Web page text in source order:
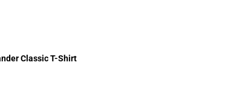
Classic T-Shirt